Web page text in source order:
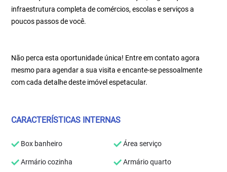
infraestrutura completa de comércios, escolas e serviços a
poucos passos de você.
Não perca esta oportunidade única! Entre em contato agora
mesmo para agendar a sua visita e encante-se pessoalmente
com cada detalhe deste imóvel espetacular.
CARACTERÍSTICAS INTERNAS
Box banheiro Área serviço
Armário cozinha Armário quarto